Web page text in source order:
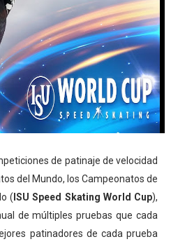
2026 (Oklahoma City,
2026 - Tadej Pogacar
- Lando Norris consigue
2026 - Estados Unidos
de patinaje de velocidad
del Mundo, los Campeonatos de
( ISU Speed Skating World Cup),
de múltiples pruebas que cada
patinadores de cada prueba